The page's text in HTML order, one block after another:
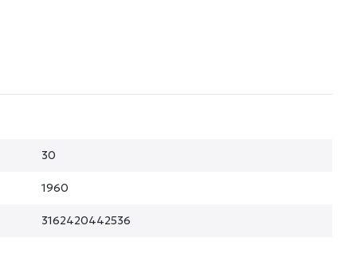
30
1960
3162420442536